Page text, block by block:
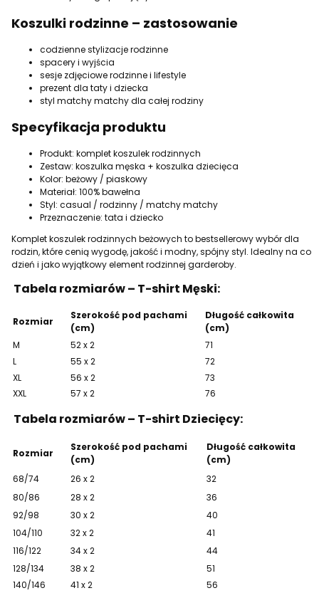
Koszulki rodzinne – zastosowanie
codzienne stylizacje rodzinne
spacery i wyjścia
sesje zdjęciowe rodzinne i lifestyle
prezent dla taty i dziecka
styl matchy matchy dla całej rodziny
Specyfikacja produktu
Produkt: komplet koszulek rodzinnych
Zestaw: koszulka męska + koszulka dziecięca
Kolor: beżowy / piaskowy
Materiał: 100% bawełna
Styl: casual / rodzinny / matchy matchy
Przeznaczenie: tata i dziecko
Komplet koszulek rodzinnych beżowych to bestsellerowy wybór dla
rodzin, które cenią wygodę, jakość i modny, spójny styl. Idealny na co
dzień i jako wyjątkowy element rodzinnej garderoby.
Tabela rozmiarów – T-shirt Męski:
Rozmiar
Szerokość pod pachami
(cm)
Długość całkowita
(cm)
M
52 x 2
71
L
55 x 2
72
XL
56 x 2
73
XXL
57 x 2 76
Tabela rozmiarów – T-shirt Dziecięcy:
Rozmiar
Szerokość pod pachami
(cm)
Długość całkowita
(cm)
68/74
26 x 2
32
80/86
28 x 2
36
92/98
30 x 2
40
104/110
32 x 2
41
116/122
34 x 2
44
128/134
38 x 2
51
140/146
41 x 2
56